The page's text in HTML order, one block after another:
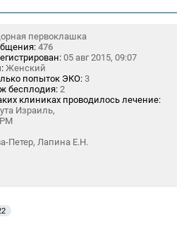
первоклашка
476
05 авг 2015, 09:07
Женский
попыток ЭКО: 3
бесплодия: 2
клиниках проводилось лечение:
Израиль,
Петер, Лапина Е.Н.